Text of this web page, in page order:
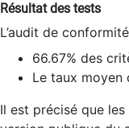
Résultat des tests
L’audit de
66.67% des
Le taux moyen
Il est précisé que